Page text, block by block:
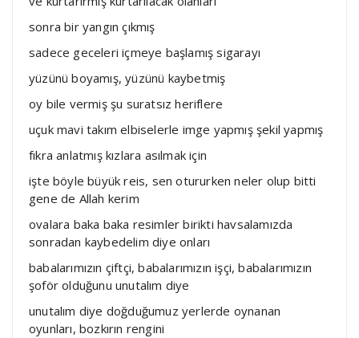
sonra bir yangın çıkmış
sadece geceleri içmeye başlamış sigarayı
yüzünü boyamış, yüzünü kaybetmiş
oy bile vermiş şu suratsız heriflere
uçuk mavi takım elbiselerle imge yapmış şekil yapmış
fıkra anlatmış kızlara asılmak için
işte böyle büyük reis, sen otururken neler olup bitti
gene de Allah kerim
ovalara baka baka resimler birikti havsalamızda
sonradan kaybedelim diye onları
babalarımızın çiftçi, babalarımızın işçi, babalarımızın
şoför olduğunu unutalım diye
unutalım diye doğduğumuz yerlerde oynanan
oyunları, bozkırın rengini